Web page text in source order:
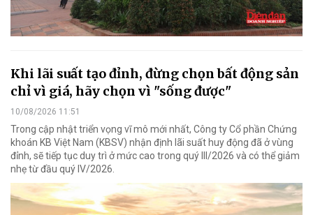
Khi lãi suất tạo đỉnh, đừng chọn bất động sản
chỉ vì giá, hãy chọn vì "sống được"
10/08/2026 11:51
Trong cập nhật triển vọng vĩ mô mới nhất, Công ty Cổ phần Chứng
khoán KB Việt Nam (KBSV) nhận định lãi suất huy động đã ở vùng
đỉnh, sẽ tiếp tục duy trì ở mức cao trong quý III/2026 và có thể giảm
nhẹ từ đầu quý IV/2026.